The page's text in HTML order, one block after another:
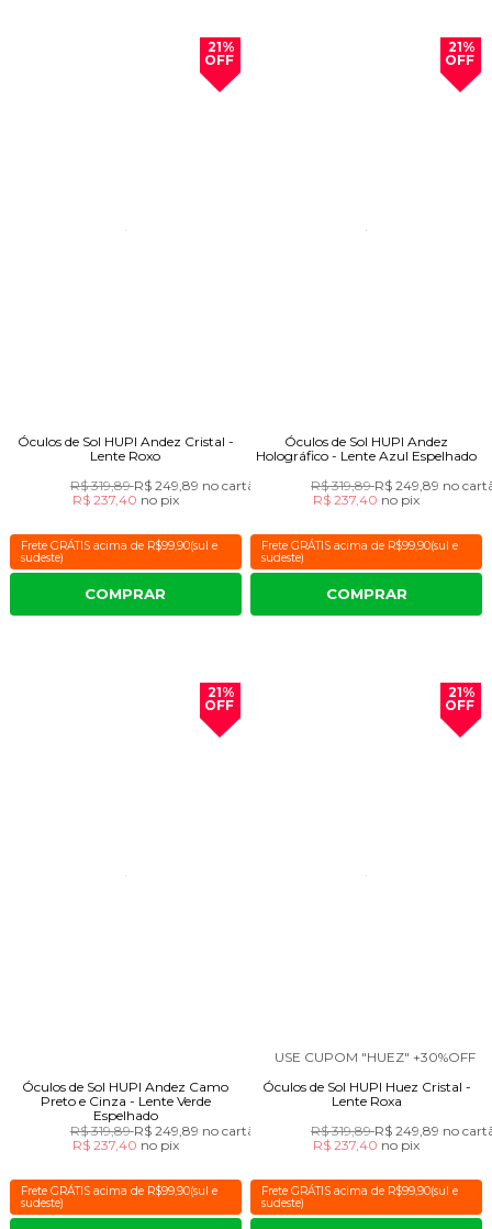
21%
OFF
Óculos de Sol HUPI Andez Cristal -
Lente Roxo
R$ 319,89R$ 249,89 no cartão
R$ 237,40 no pix
Frete GRÁTIS acima de R$99,90(sul e
sudeste)
COMPRAR
21%
OFF
Óculos de Sol HUPI Andez
Holográfico - Lente Azul Espelhado
R$ 319,89R$ 249,89 no
R$ 237,40 no pix
Frete GRÁTIS acima de R$99,90(sul e
sudeste)
COMPRAR
21%
OFF
Óculos de Sol HUPI Andez Camo
Preto e Cinza - Lente Verde
Espelhado
R$ 319,89R$ 249,89 no cartão
R$ 237,40 no pix
Frete GRÁTIS acima de R$99,90(sul e
sudeste)
21%
OFF
USE CUPOM "HUEZ" +30%OFF
Óculos de Sol HUPI Huez Cristal -
Lente Roxa
R$ 319,89R$ 249,89 no
R$ 237,40 no pix
Frete GRÁTIS acima de R$99,90(sul e
sudeste)